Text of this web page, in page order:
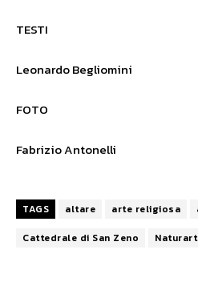
TESTI
Leonardo Begliomini
FOTO
Fabrizio Antonelli
TAGS altare arte religiosa
Cattedrale di San Zeno